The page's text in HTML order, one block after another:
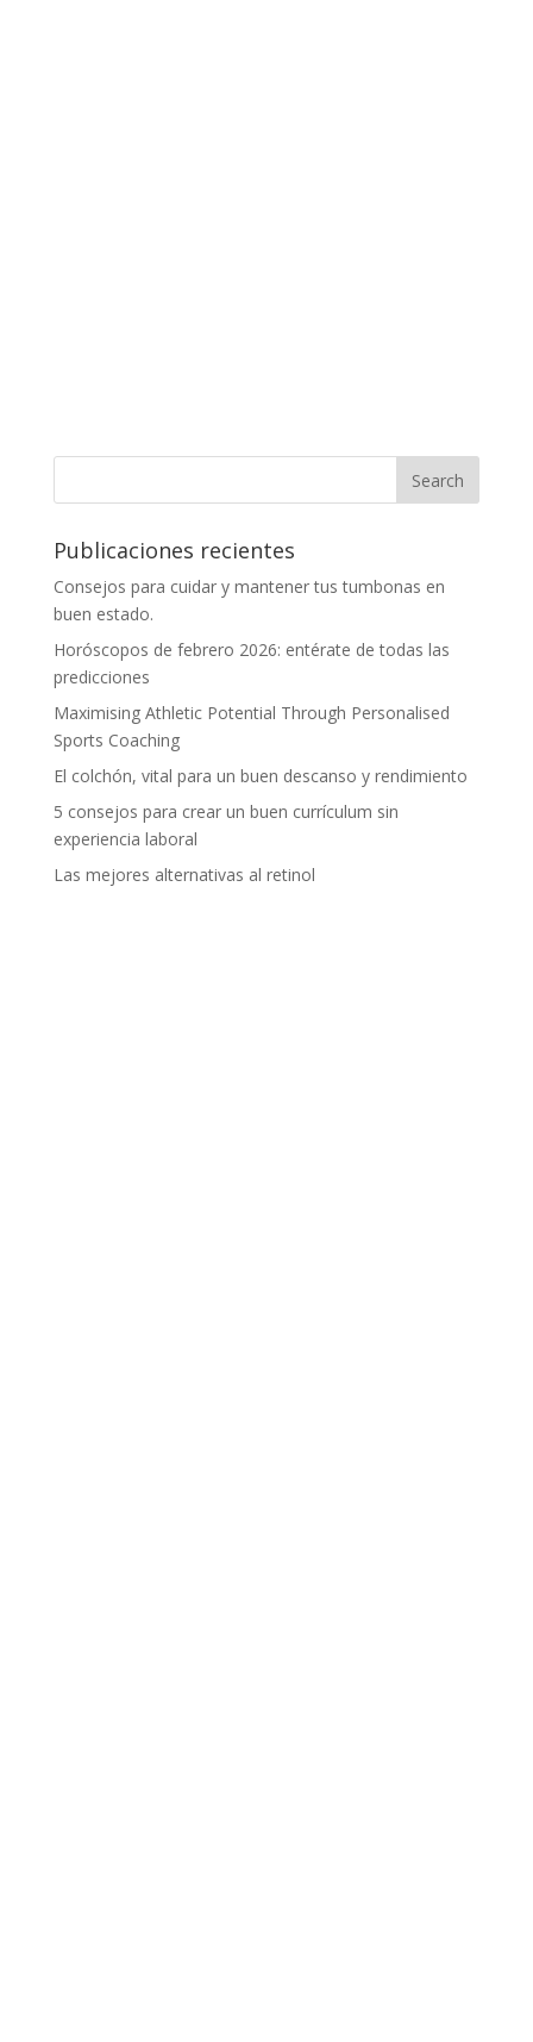
Publicaciones recientes
Consejos para cuidar y mantener tus tumbonas en
buen estado.
Horóscopos de febrero 2026: entérate de todas las
predicciones
Maximising Athletic Potential Through Personalised
Sports Coaching
El colchón, vital para un buen descanso y rendimiento
5 consejos para crear un buen currículum sin
experiencia laboral
Las mejores alternativas al retinol